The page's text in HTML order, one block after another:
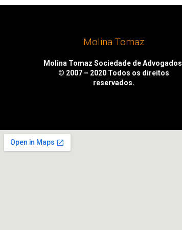
Molina Tomaz
Molina Tomaz Sociedade de Advogados
© 2007 – 2020 Todos os direitos
reservados.